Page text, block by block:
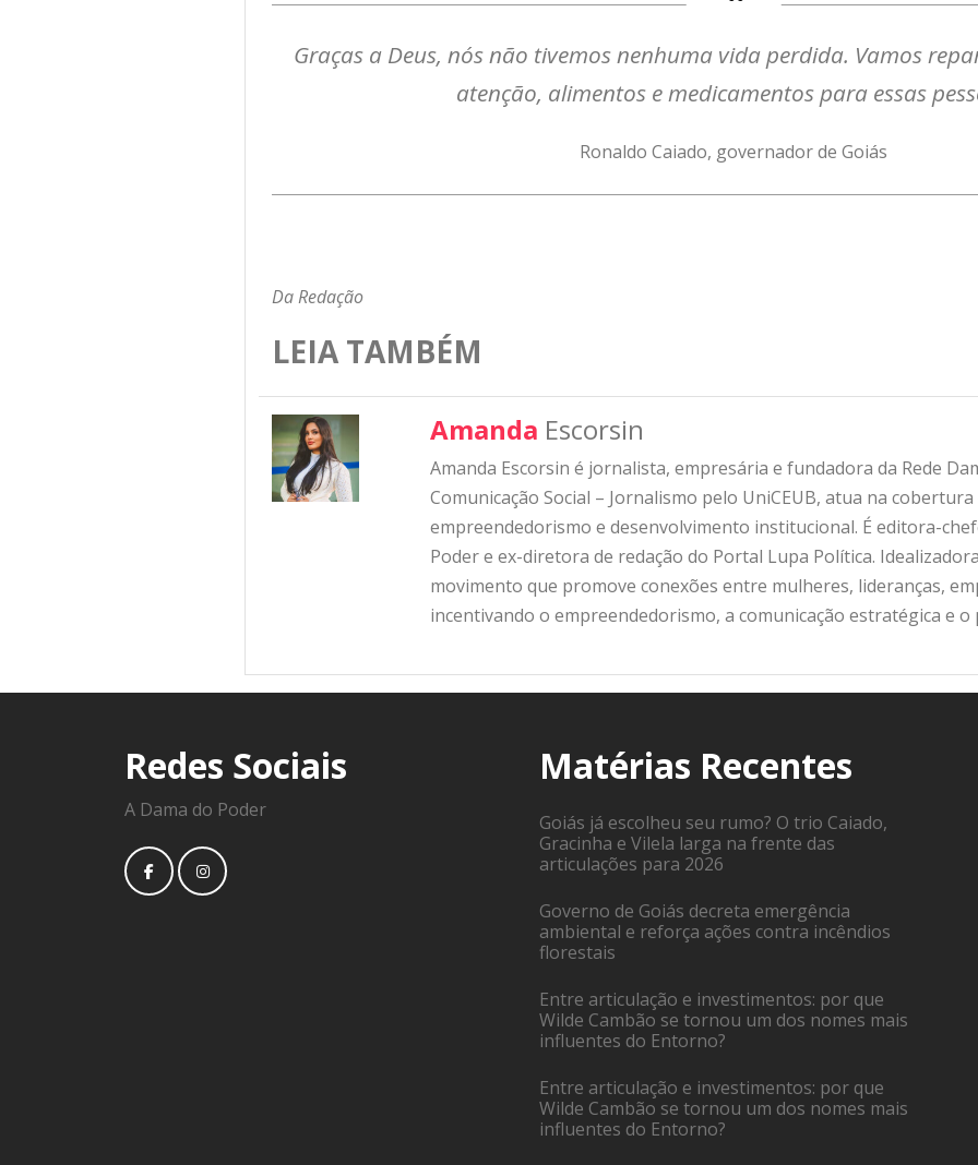
Graças a Deus, nós não tivemos nenhuma vida perdida. Vamos
atenção, alimentos e medicamentos para essas
Ronaldo Caiado, governador de Goiás
Da Redação
LEIA TAMBÉM
Amanda Escorsin
Amanda Escorsin é jornalista, empresária e fundadora da Rede
Comunicação Social – Jornalismo pelo UniCEUB, atua na
empreendedorismo e desenvolvimento institucional. É editora-
Poder e ex-diretora de redação do Portal Lupa Política.
movimento que promove conexões entre mulheres, lideranças,
incentivando o empreendedorismo, a comunicação estratégica e
Redes Sociais
A Dama do Poder
Matérias Recentes
Goiás já escolheu seu rumo? O trio Caiado,
Gracinha e Vilela larga na frente das
articulações para 2026
Governo de Goiás decreta emergência
ambiental e reforça ações contra incêndios
florestais
Entre articulação e investimentos: por que
Wilde Cambão se tornou um dos nomes mais
influentes do Entorno?
Entre articulação e investimentos: por que
Wilde Cambão se tornou um dos nomes mais
influentes do Entorno?